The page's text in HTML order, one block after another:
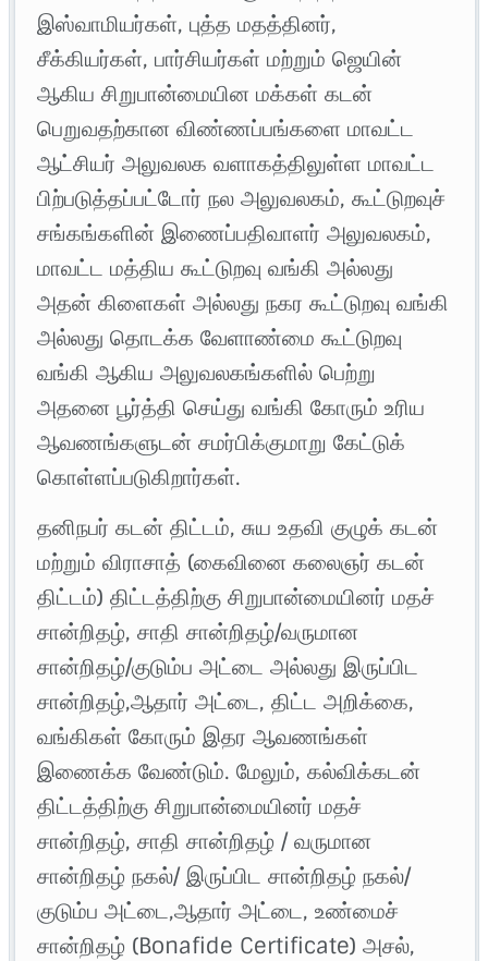
இஸ்வாமியர்கள், புத்த மதத்தினர்,
சீக்கியர்கள், பார்சியர்கள் மற்றும் ஜெயின்
ஆகிய சிறுபான்மையின மக்கள் கடன்
பெறுவதற்கான விண்ணப்பங்களை மாவட்ட
ஆட்சியர் அலுவலக வளாகத்திலுள்ள மாவட்ட
பிற்படுத்தப்பட்டோர் நல அலுவலகம், கூட்டுறவுச்
சங்கங்களின் இணைப்பதிவாளர் அலுவலகம்,
மாவட்ட மத்திய கூட்டுறவு வங்கி அல்லது
அதன் கிளைகள் அல்லது நகர கூட்டுறவு வங்கி
அல்லது தொடக்க வேளாண்மை கூட்டுறவு
வங்கி ஆகிய அலுவலகங்களில் பெற்று
அதனை பூர்த்தி செய்து வங்கி கோரும் உரிய
ஆவணங்களுடன் சமர்பிக்குமாறு கேட்டுக்
கொள்ளப்படுகிறார்கள்.
தனிநபர் கடன் திட்டம், சுய உதவி குழுக் கடன்
மற்றும் விராசாத் (கைவினை கலைஞர் கடன்
திட்டம்) திட்டத்திற்கு சிறுபான்மையினர் மதச்
சான்றிதழ், சாதி சான்றிதழ்/வருமான
சான்றிதழ்/குடும்ப அட்டை அல்லது இருப்பிட
சான்றிதழ்,ஆதார் அட்டை, திட்ட அறிக்கை,
வங்கிகள் கோரும் இதர ஆவணங்கள்
இணைக்க வேண்டும். மேலும், கல்விக்கடன்
திட்டத்திற்கு சிறுபான்மையினர் மதச்
சான்றிதழ், சாதி சான்றிதழ் / வருமான
சான்றிதழ் நகல்/ இருப்பிட சான்றிதழ் நகல்/
குடும்ப அட்டை,ஆதார் அட்டை, உண்மைச்
சான்றிதழ் (Bonafide Certificate) அசல்,